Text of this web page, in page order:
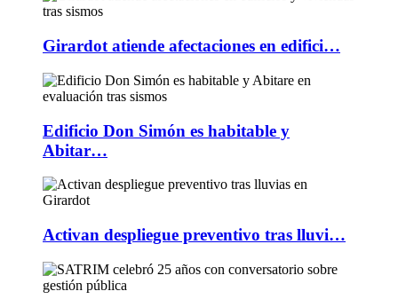
Girardot atiende afectaciones en edifici…
Edificio Don Simón es habitable y
Abitar…
Activan despliegue preventivo tras lluvi…